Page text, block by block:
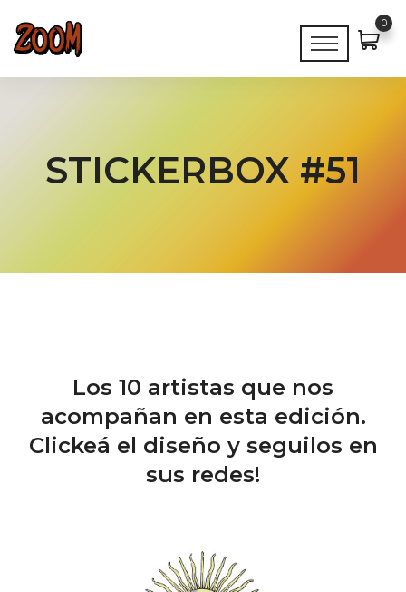
0
STICKERBOX #51
Los 10 artistas que nos
acompañan en esta edición.
Clickeá el diseño y seguilos en
sus redes!